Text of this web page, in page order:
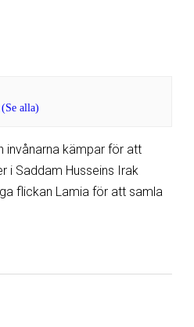
(Se alla)
invånarna kämpar för att
i Saddam Husseins Irak
flickan Lamia för att samla